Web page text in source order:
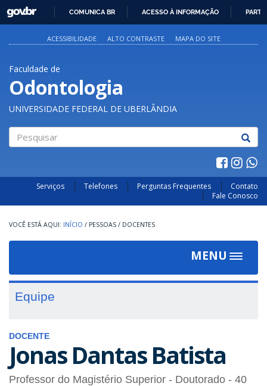
PARA
O
GOVBR
COMUNICA BR ACESSO À INFORMAÇÃO
ACESSIBILIDADE ALTO CONTRASTE MAPA DO SITE
Faculdade de
Odontologia
UNIVERSIDADE FEDERAL DE UBERLÂNDIA
Serviços Telefones Perguntas Frequentes
Contato
Fale Conosco
INÍCIO / PESSOAS / DOCENTES
MENU
Toggle
Equipe
DOCENTE
Jonas Dantas Batista
Professor do Magistério Superior - Doutorado - 40